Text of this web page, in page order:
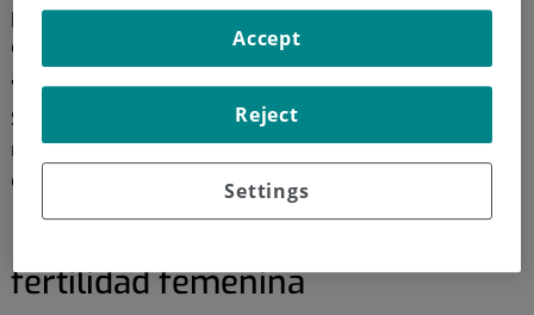
puede verse comprometida. Por ello los profesionales
debemos informar sobre los tratamientos más
adecuados".
Si estás posponiendo el momento de ser madre, o si
no has tomado una decisión al respecto, te contamos
cómo puedes planificar la maternidad, sin presiones.
fertilidad femenina
Settings
Reject
Accept